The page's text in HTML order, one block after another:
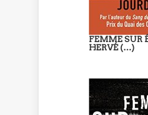
FEMME SUR
HERVÉ (…)